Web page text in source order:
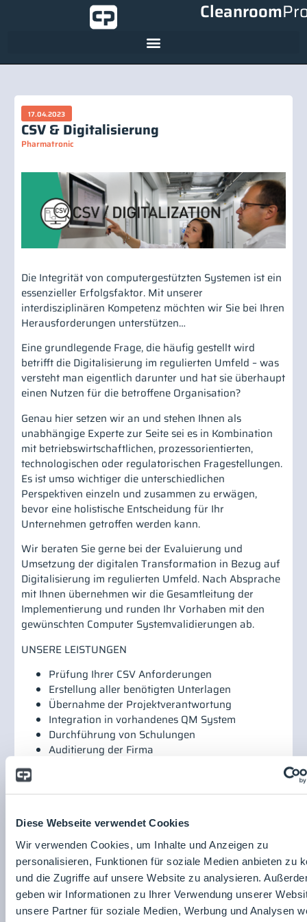
Diese Webseite verwendet Cookies
Wir verwenden Cookies, um Inhalte und Anzeigen zu
personalisieren, Funktionen für soziale Medien anbieten zu
und die Zugriffe auf unsere Website zu analysieren.
geben wir Informationen zu Ihrer Verwendung unserer
unsere Partner für soziale Medien, Werbung und Analysen
Cleanroom
17.04.2023
CSV & Digitalisierung
Pharmatronic
Die Integrität von computergestützten Systemen ist ein
essenzieller Erfolgsfaktor. Mit unserer
interdisziplinären Kompetenz möchten wir Sie bei Ihren
Herausforderungen unterstützen…
Eine grundlegende Frage, die häufig gestellt wird
betrifft die Digitalisierung im regulierten Umfeld – was
versteht man eigentlich darunter und hat sie überhaupt
einen Nutzen für die betroffene Organisation?
Genau hier setzen wir an und stehen Ihnen als
unabhängige Experte zur Seite sei es in Kombination
mit betriebswirtschaftlichen, prozessorientierten,
technologischen oder regulatorischen Fragestellungen.
Es ist umso wichtiger die unterschiedlichen
Perspektiven einzeln und zusammen zu erwägen,
bevor eine holistische Entscheidung für Ihr
Unternehmen getroffen werden kann.
Wir beraten Sie gerne bei der Evaluierung und
Umsetzung der digitalen Transformation in Bezug auf
Digitalisierung im regulierten Umfeld. Nach Absprache
mit Ihnen übernehmen wir die Gesamtleitung der
Implementierung und runden Ihr Vorhaben mit den
gewünschten Computer Systemvalidierungen ab.
UNSERE LEISTUNGEN
Prüfung Ihrer CSV Anforderungen
Erstellung aller benötigten Unterlagen
Übernahme der Projektverantwortung
Integration in vorhandenes QM System
Durchführung von Schulungen
Auditierung der Firma
UNSERE EINSATZGEBIETE
Klinik
Produktion
Infrastruktur
Maintenance
Supply Chain
Produktseite
teilen: